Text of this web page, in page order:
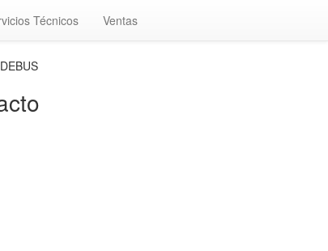
Técnicos Ventas